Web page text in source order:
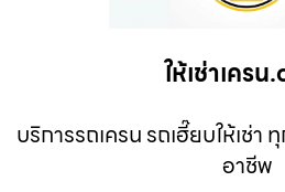
ให้เช่าเคร
บริการรถเครน รถเฮี๊ยบให้เช่
อาชีพ